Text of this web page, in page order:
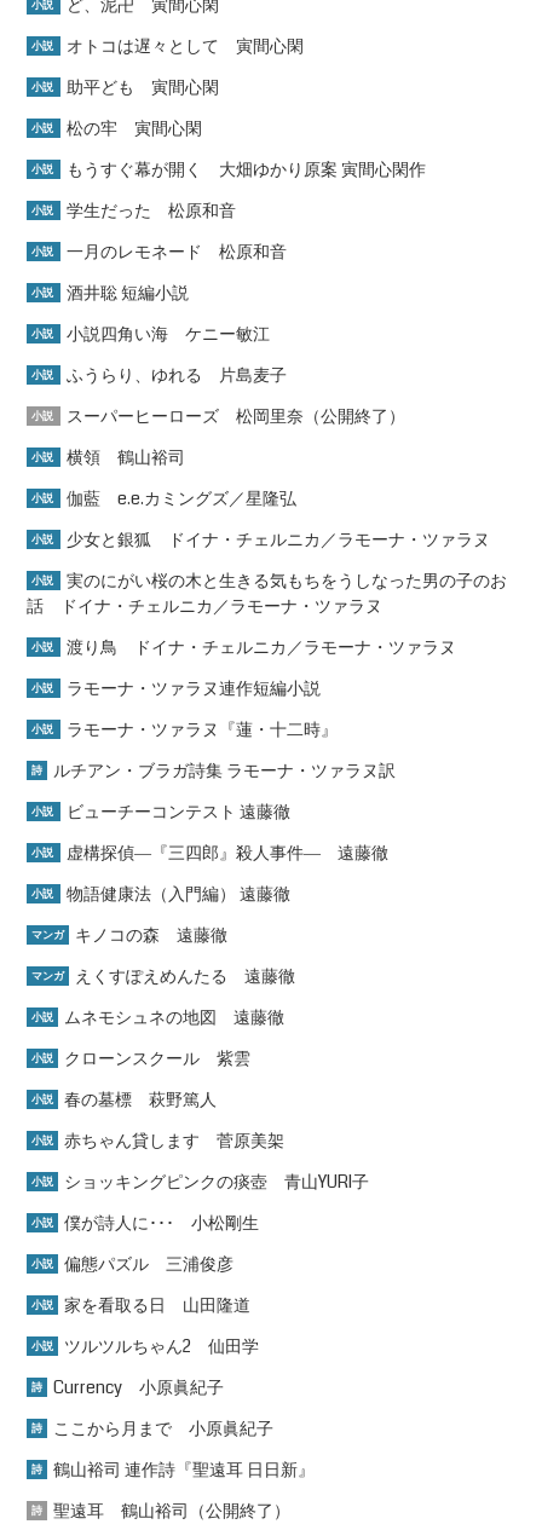
小説 ど、泥卍 寅間心閑
小説 オトコは遅々として 寅間心閑
小説 助平ども 寅間心閑
小説 松の牢 寅間心閑
小説 もうすぐ幕が開く 大畑ゆかり原案 寅間心閑作
小説 学生だった 松原和音
小説 一月のレモネード 松原和音
小説 酒井聡 短編小説
小説 小説四角い海 ケニー敏江
小説 ふうらり、ゆれる 片島麦子
小説 スーパーヒーローズ 松岡里奈（公開終了）
小説 横領 鶴山裕司
小説 伽藍 e.e.カミングズ／星隆弘
小説 少女と銀狐 ドイナ・チェルニカ／ラモーナ・ツァラヌ
小説
実のにがい桜の木と生きる気もちをうしなった男の子のお
話 ドイナ・チェルニカ／ラモーナ・ツァラヌ
小説 渡り鳥 ドイナ・チェルニカ／ラモーナ・ツァラヌ
小説 ラモーナ・ツァラヌ連作短編小説
小説 ラモーナ・ツァラヌ『蓮・十二時』
詩 ルチアン・ブラガ詩集 ラモーナ・ツァラヌ訳
小説 ビューチーコンテスト 遠藤徹
小説 虚構探偵―『三四郎』殺人事件― 遠藤徹
小説 物語健康法（入門編） 遠藤徹
マンガ キノコの森 遠藤徹
マンガ えくすぽえめんたる 遠藤徹
小説 ムネモシュネの地図 遠藤徹
小説 クローンスクール 紫雲
小説 春の墓標 萩野篤人
小説 赤ちゃん貸します 菅原美架
小説 ショッキングピンクの痰壺 青山YURI子
小説 僕が詩人に･･･ 小松剛生
小説 偏態パズル 三浦俊彦
小説 家を看取る日 山田隆道
小説 ツルツルちゃん2 仙田学
詩 Currency 小原眞紀子
詩 ここから月まで 小原眞紀子
詩 鶴山裕司 連作詩『聖遠耳 日日新』
詩 聖遠耳 鶴山裕司（公開終了）